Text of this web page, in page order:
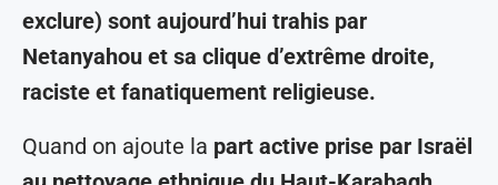
exclure) sont aujourd’hui trahis par
Netanyahou et sa clique d’extrême droite,
raciste et fanatiquement religieuse.
Quand on ajoute la part active prise par Israël